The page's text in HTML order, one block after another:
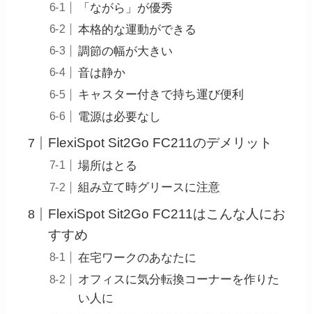
「ながら」が優秀
本格的な運動ができる
調節の幅が大きい
音は静か
キャスター付きで持ち運び便利
電源は必要なし
FlexiSpot Sit2Go FC211のデメリット
場所はとる
組み立て時グリースに注意
FlexiSpot Sit2Go FC211はこんな人にお
すすめ
在宅ワークのあなたに
オフィスに気分転換コーナーを作りた
い人に